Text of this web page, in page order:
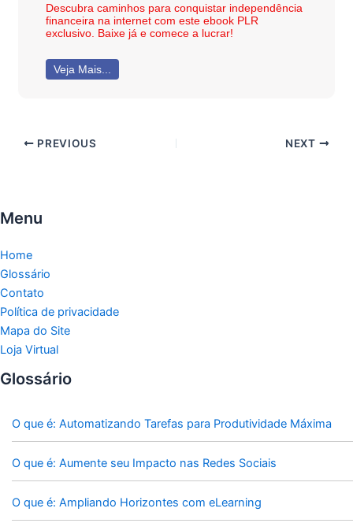
Descubra caminhos para conquistar independência
financeira na internet com este ebook PLR
exclusivo. Baixe já e comece a lucrar!
Veja Mais...
PREVIOUS NEXT
Menu
Home
Glossário
Contato
Política de privacidade
Mapa do Site
Loja Virtual
Glossário
O que é: Automatizando Tarefas para Produtividade Máxima
O que é: Aumente seu Impacto nas Redes Sociais
O que é: Ampliando Horizontes com eLearning